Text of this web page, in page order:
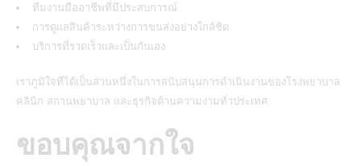
ทีมงานมืออาชีพที่มีประสบการณ์
การดูแลสินค้าระหว่างการขนส่งอย่างใกล้ชิด
บริการที่รวดเร็วและเป็นกันเอง
เราภูมิใจที่ได้เป็นส่วนหนึ่งในการสนับสนุนการดำเนินงานของโรงพยาบาล
คลินิก สถานพยาบาล และธุรกิจด้านความงามทั่วประเทศ
ขอบคุณจากใจ